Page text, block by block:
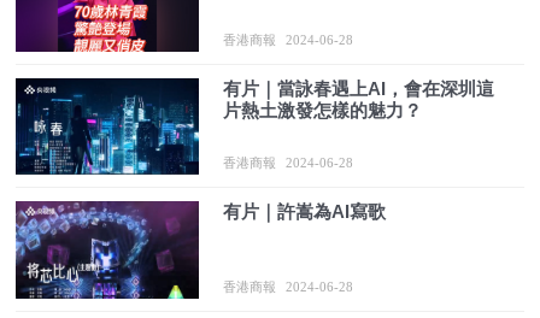
香港商報 2024-06-28
有片｜當詠春遇上AI，會在深圳這
片熱土激發怎樣的魅力？
香港商報 2024-06-28
有片｜許嵩為AI寫歌
香港商報 2024-06-28